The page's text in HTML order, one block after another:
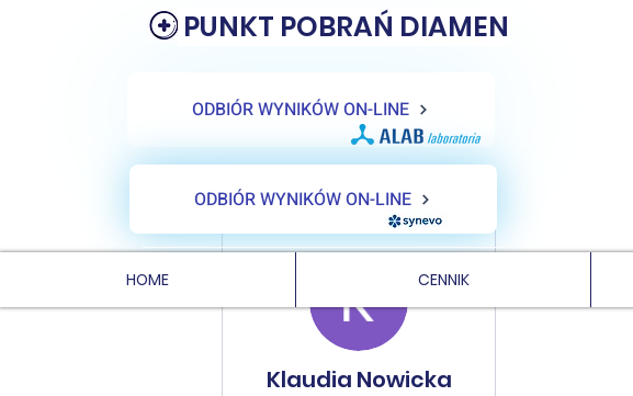
ODBIÓR WYNIKÓW ON-LINE
PUNKT POBRAŃ DIAMEN
ODBIÓR WYNIKÓW ON-LINE
HOME CENNIK
Klaudia Nowicka
Więcej działań